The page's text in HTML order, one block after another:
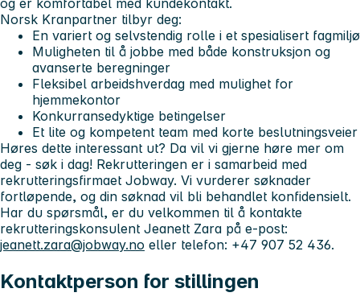
og er komfortabel med kundekontakt.
Norsk Kranpartner tilbyr deg:
En variert og selvstendig rolle i et spesialisert fagmiljø
Muligheten til å jobbe med både konstruksjon og
avanserte beregninger
Fleksibel arbeidshverdag med mulighet for
hjemmekontor
Konkurransedyktige betingelser
Et lite og kompetent team med korte beslutningsveier
Høres dette interessant ut? Da vil vi gjerne høre mer om
deg - søk i dag! Rekrutteringen er i samarbeid med
rekrutteringsfirmaet Jobway. Vi vurderer søknader
fortløpende, og din søknad vil bli behandlet konfidensielt.
Har du spørsmål, er du velkommen til å kontakte
rekrutteringskonsulent Jeanett Zara på e-post:
jeanett.zara@jobway.no eller telefon: +47 907 52 436.
Kontaktperson for stillingen